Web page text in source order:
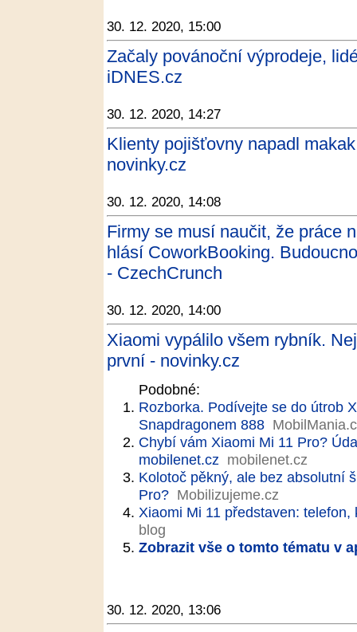
30. 12. 2020, 15:00
Začaly povánoční výprodeje,
iDNES.cz
30. 12. 2020, 14:27
Klienty pojišťovny napadl
novinky.cz
30. 12. 2020, 14:08
Firmy se musí naučit, že práce
hlásí CoworkBooking.
- CzechCrunch
30. 12. 2020, 14:00
Xiaomi vypálilo všem rybník.
první - novinky.cz
Podobné:
Rozborka. Podívejte se do útrob
Snapdragonem 888
Chybí vám Xiaomi Mi 11 Pro?
mobilenet.cz mobilenet.cz
Kolotoč pěkný, ale bez absolutní
Pro? Mobilizujeme.cz
Xiaomi Mi 11 představen:
blog
Zobrazit vše o tomto tématu v
30. 12. 2020, 13:06